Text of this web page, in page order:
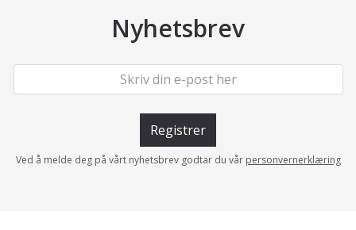
Nyhetsbrev
Registrer
Ved å melde deg på vårt nyhetsbrev godtar du vår personvernerklæring